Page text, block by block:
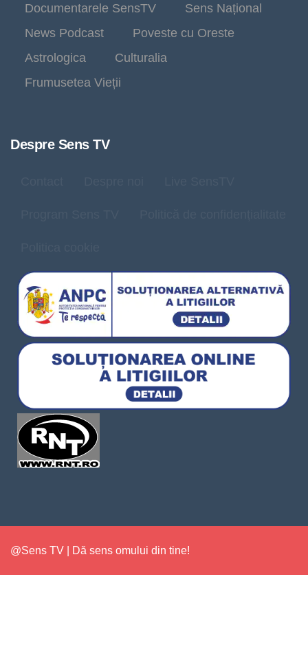
Documentarele SensTV
Sens Național
News Podcast
Poveste cu Oreste
Astrologica
Culturalia
Frumusetea Vieții
Despre Sens TV
@Sens TV | Dă sens omului din tine!